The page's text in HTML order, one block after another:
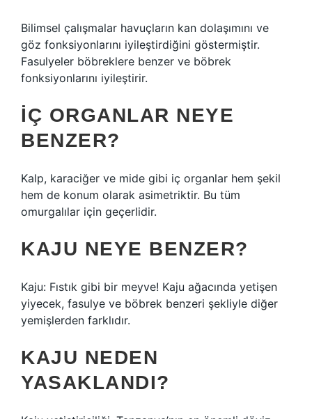
Bilimsel çalışmalar havuçların kan dolaşımını ve
göz fonksiyonlarını iyileştirdiğini göstermiştir.
Fasulyeler böbreklere benzer ve böbrek
fonksiyonlarını iyileştirir.
İÇ ORGANLAR NEYE
BENZER?
Kalp, karaciğer ve mide gibi iç organlar hem şekil
hem de konum olarak asimetriktir. Bu tüm
omurgalılar için geçerlidir.
KAJU NEYE BENZER?
Kaju: Fıstık gibi bir meyve! Kaju ağacında yetişen
yiyecek, fasulye ve böbrek benzeri şekliyle diğer
yemişlerden farklıdır.
KAJU NEDEN
YASAKLANDI?